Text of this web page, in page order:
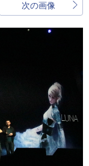
次の画像